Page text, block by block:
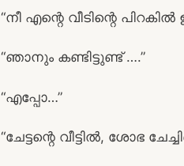
“നീ എന്റെ വീടിന്റെ
“ഞാനും കണ്ടിട്ടുണ്ട് ….”
“എപ്പോ…”
“ചേട്ടന്റെ വീട്ടിൽ, ശോഭ